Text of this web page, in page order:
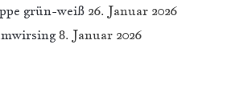
grün-weiß 26. Januar 2026
8. Januar 2026